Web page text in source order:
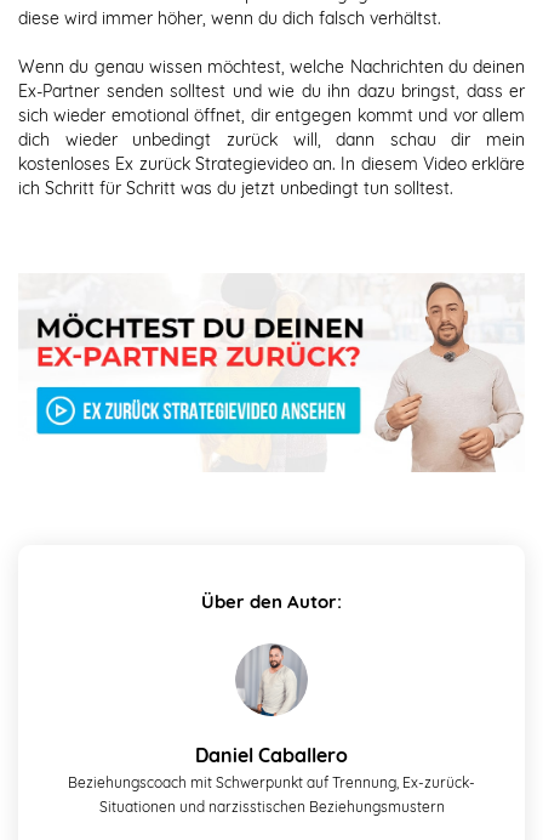
diese wird immer höher, wenn du dich falsch verhältst.
Wenn du genau wissen möchtest, welche Nachrichten du deinen
Ex-Partner senden solltest und wie du ihn dazu bringst, dass er
sich wieder emotional öffnet, dir entgegen kommt und vor allem
dich wieder unbedingt zurück will, dann schau dir mein
kostenloses Ex zurück Strategievideo an. In diesem Video erkläre
ich Schritt für Schritt was du jetzt unbedingt tun solltest.
Über den Autor:
Daniel Caballero
Beziehungscoach mit Schwerpunkt auf Trennung, Ex-zurück-
Situationen und narzisstischen Beziehungsmustern